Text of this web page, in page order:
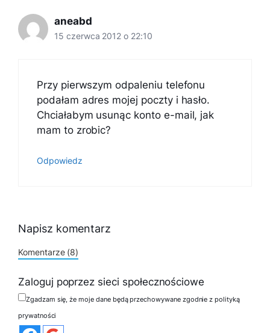
aneabd
15 czerwca 2012 o 22:10
Przy pierwszym odpaleniu telefonu
podałam adres mojej poczty i hasło.
Chciałabym usunąc konto e-mail, jak
mam to zrobic?
Odpowiedz
Napisz komentarz
Komentarze (8)
Zaloguj poprzez sieci społecznościowe
Zgadzam się, że moje dane będą przechowywane zgodnie z polityką
prywatności